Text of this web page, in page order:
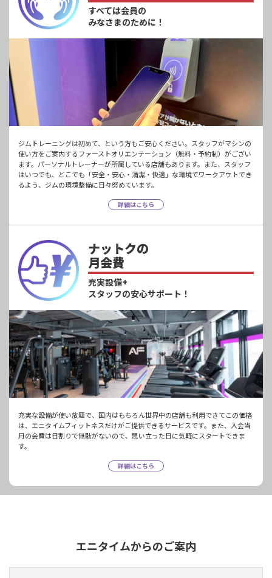
すべては会員の
みなさまのために！
ジムトレーニングは初めて、という方もご安心ください。スタッフがマシンの
使い方をご案内するファーストオリエンテーション（無料・予約制）がござい
ます。パーソナルトレーナーが所属している店舗もあります。また、スタッフ
はいつでも、どこでも「安全・安心・清潔・快適」な環境でワークアウトでき
るよう、ジムの環境整備に日々努めています。
詳細はこちら
ナットクの
月会費
充実設備+
スタッフの安心サポート！
充実な設備が使い放題で、国内はもちろん世界中の店舗も利用できてこの価格
は、エニタイムフィットネスだけがご提供できるサービスです。また、入会当
月の会費は日割りで無駄がないので、思い立った日に気軽にスタートできま
す。
詳細はこちら
エニタイムからのご案内